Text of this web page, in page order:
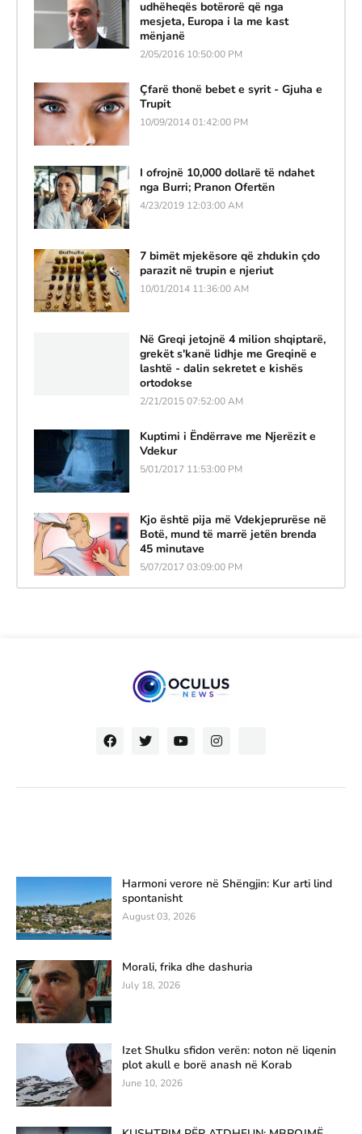
udhëheqës botërorë që nga
mesjeta, Europa i la me kast
mënjanë
2/05/2016 10:50:00 PM
Çfarë thonë bebet e syrit - Gjuha e
Trupit
10/09/2014 01:42:00 PM
I ofrojnë 10,000 dollarë të ndahet
nga Burri; Pranon Ofertën
4/23/2019 12:03:00 AM
7 bimët mjekësore që zhdukin çdo
parazit në trupin e njeriut
10/01/2014 11:36:00 AM
Në Greqi jetojnë 4 milion shqiptarë,
grekët s'kanë lidhje me Greqinë e
lashtë - dalin sekretet e kishës
ortodokse
2/21/2015 07:52:00 AM
Kuptimi i Ëndërrave me Njerëzit e
Vdekur
5/01/2017 11:53:00 PM
Kjo është pija më Vdekjeprurëse në
Botë, mund të marrë jetën brenda
45 minutave
5/07/2017 03:09:00 PM
Harmoni verore në Shëngjin: Kur arti lind
spontanisht
August 03, 2026
Morali, frika dhe dashuria
July 18, 2026
Izet Shulku sfidon verën: noton në liqenin
plot akull e borë anash në Korab
June 10, 2026